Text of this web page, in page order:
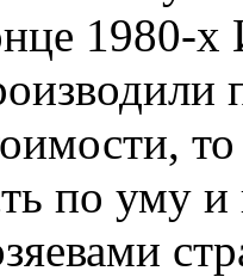
1980-
то
по уму